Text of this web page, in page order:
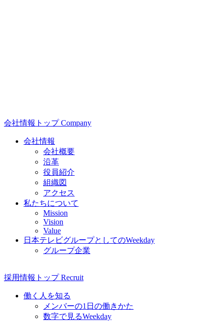
会社情報 トップ Company
会社情報
会社概要
沿革
役員紹介
組織図
アクセス
私たちについて
Mission
Vision
Value
日本テレビグループとしてのWeekday
グループ企業
採用情報 トップ Recruit
働く人を知る
メンバーの1日の働きかた
数字で見るWeekday